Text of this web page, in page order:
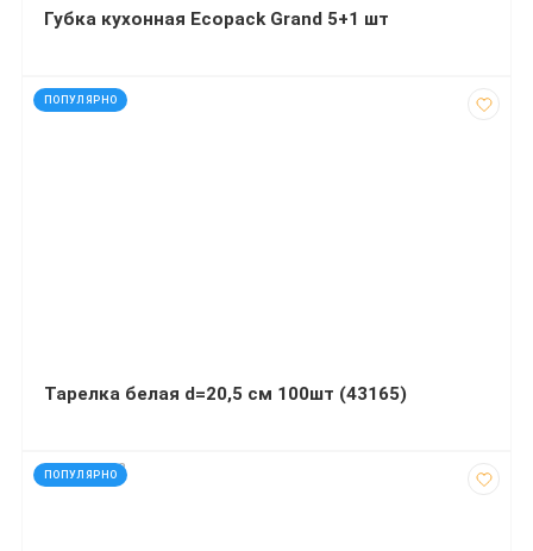
Губка кухонная Ecopack Grand 5+1 шт
ПОПУЛЯРНО
код: 43165
Тарелка белая d=20,5 см 100шт (43165)
ПОПУЛЯРНО
код: 290282